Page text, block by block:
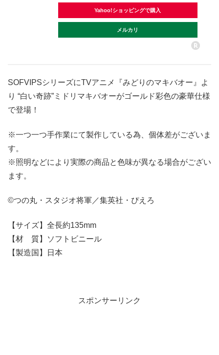
Yahoo!ショッピングで購入
メルカリ
SOFVIPSシリーズにTVアニメ『みどりのマキバオー』よ
り “白い奇跡”ミドリマキバオーがゴールド彩色の豪華仕様
で登場！
※一つ一つ手作業にて製作している為、個体差がございま
す。
※照明などにより実際の商品と色味が異なる場合がござい
ます。
©つの丸・スタジオ将軍／集英社・ぴえろ
【サイズ】全長約135mm
【材 質】ソフトビニール
【製造国】日本
スポンサーリンク